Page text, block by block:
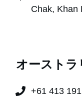
Chak, Khan
オーストラ
+61 413